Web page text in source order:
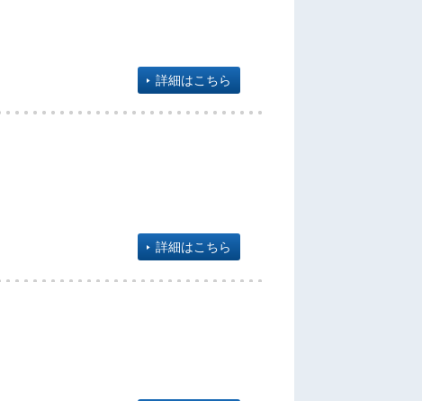
詳細はこちら
詳細はこちら